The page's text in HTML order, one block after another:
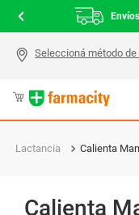
Lactancia Calienta
Calienta